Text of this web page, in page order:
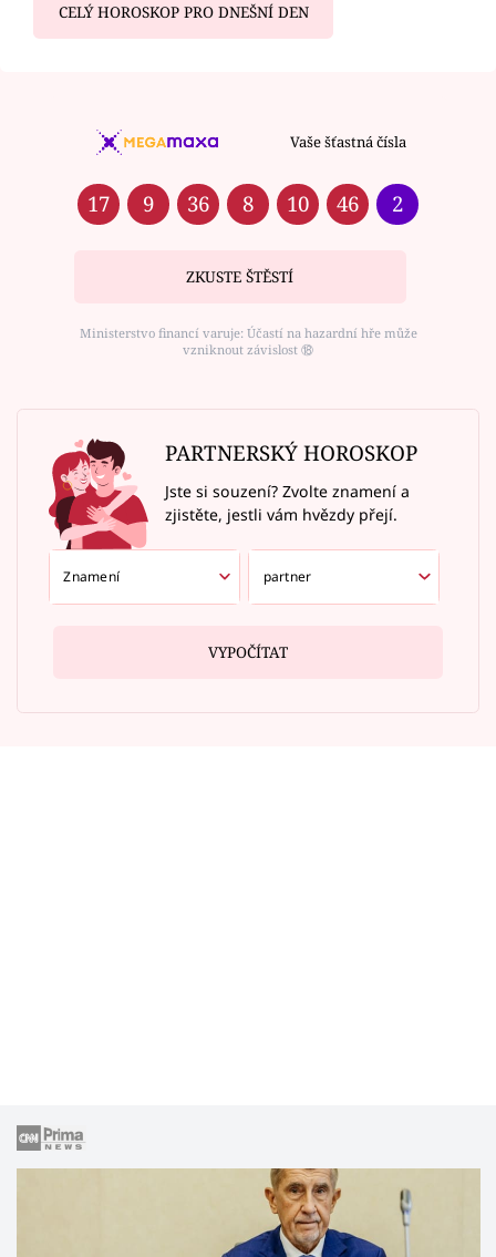
CELÝ HOROSKOP PRO DNEŠNÍ DEN
Vaše šťastná čísla
17 9 36 8 10 46 2
ZKUSTE ŠTĚSTÍ
Ministerstvo financí varuje: Účastí na hazardní hře může
vzniknout závislost ⑱
PARTNERSKÝ HOROSKOP
Jste si souzení? Zvolte znamení a
zjistěte, jestli vám hvězdy přejí.
VYPOČÍTAT